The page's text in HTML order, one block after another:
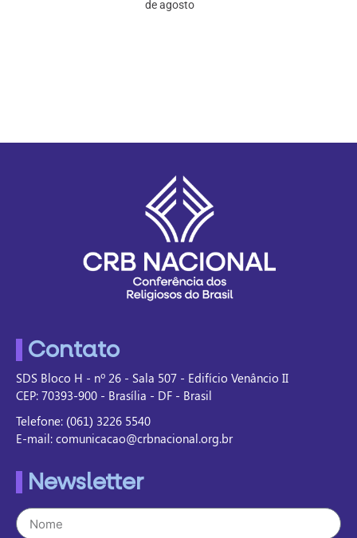
de agosto
Contato
SDS Bloco H - nº 26 - Sala 507 - Edifício Venâncio II
CEP: 70393-900 - Brasília - DF - Brasil
Telefone: (061) 3226 5540
E-mail: comunicacao@crbnacional.org.br
Newsletter